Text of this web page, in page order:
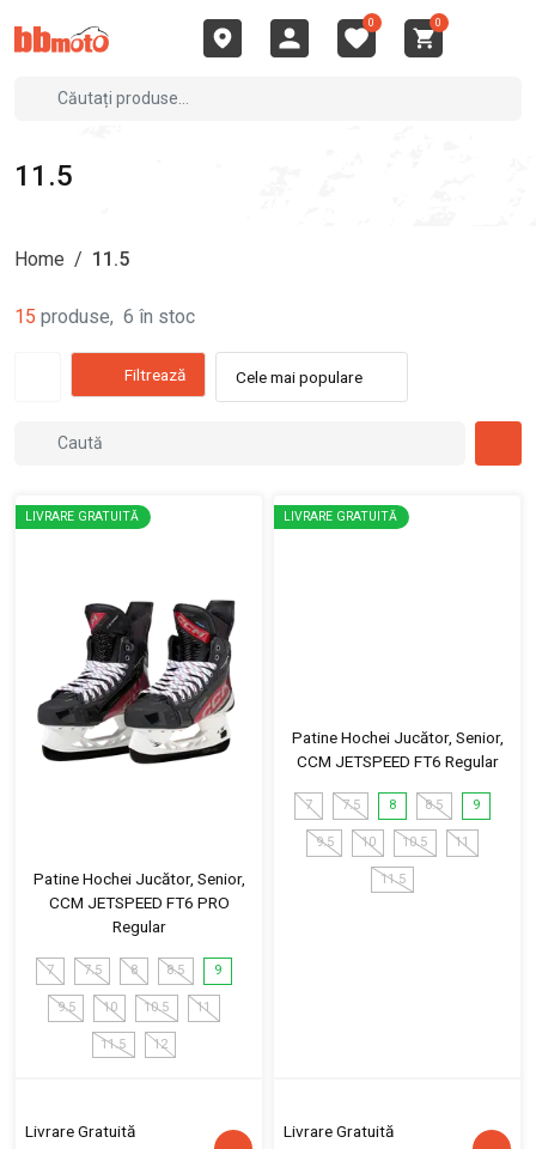
0 0
11.5
Home / 11.5
15 produse, 6 în stoc
Filtrează Cele mai populare
LIVRARE GRATUITĂ
Patine Hochei Jucător, Senior,
CCM JETSPEED FT6 PRO
Regular
7 7.5 8 8.5 9
9.5 10 10.5 11
11.5 12
Livrare Gratuită
LIVRARE GRATUITĂ
Patine Hochei Jucător, Senior,
CCM JETSPEED FT6 Regular
7 7.5 8 8.5 9
9.5 10 10.5 11
11.5
Livrare Gratuită